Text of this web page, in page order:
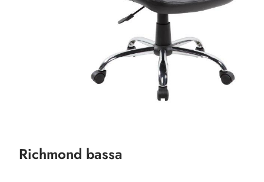
Richmond bassa